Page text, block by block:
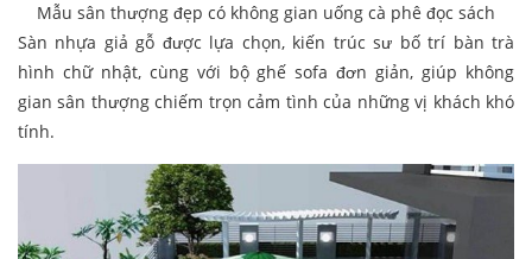
Mẫu sân thượng đẹp có không gian uống cà phê đọc sách
Sàn nhựa giả gỗ được lựa chọn, kiến trúc sư bố trí bàn trà
hình chữ nhật, cùng với bộ ghế sofa đơn giản, giúp không
gian sân thượng chiếm trọn cảm tình của những vị khách khó
tính.